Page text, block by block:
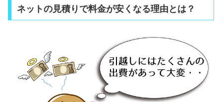
ネットの見積りで料金が安くなる理由とは？